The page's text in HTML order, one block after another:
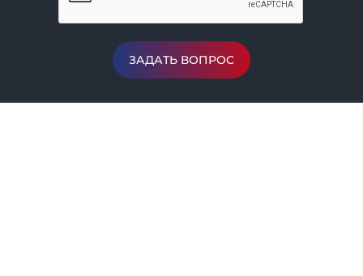
ЗАДАТЬ ВОПРОС